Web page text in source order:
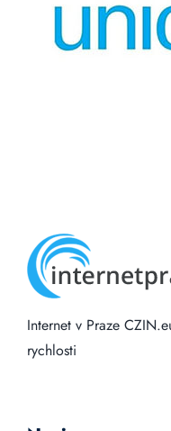
Internet v Praze
rychlosti